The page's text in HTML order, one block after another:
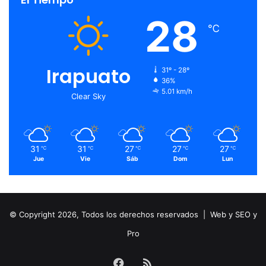
Irapuato
Clear Sky
28 ℃
31º - 28º
36%
5.01 km/h
31 ℃
Jue
31 ℃
Vie
27 ℃
Sáb
27 ℃
Dom
27 ℃
Lun
© Copyright 2026, Todos los derechos reservados | Web y SEO y
Pro
Facebook